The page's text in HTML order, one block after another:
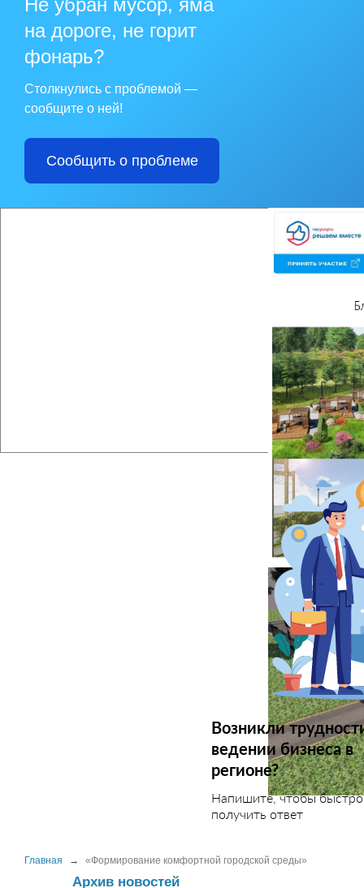
Не убран мусор, яма
на дороге, не горит
фонарь?
Столкнулись с проблемой —
сообщите о ней!
Сообщить о проблеме
Возникли
ведении бизнеса в
регионе?
Напишите, чтобы быстро
получить ответ
Главная → «Формирование комфортной городской среды»
Архив новостей